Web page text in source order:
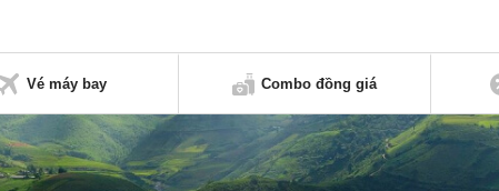
Vé máy bay Combo đồng giá